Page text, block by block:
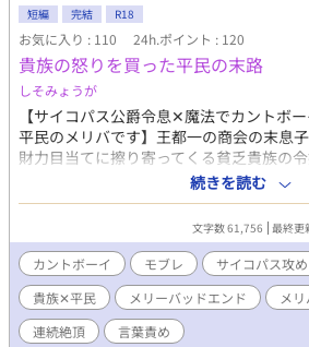
短編 完結 R18
お気に入り : 110 24h.ポイント : 120
貴族の怒りを買った平民の末路
しそみょうが
【サイコパス公爵令息✕魔法でカントボ
平民のメリバです】王都一の商会の末息
財力目当てに擦り寄ってくる貧乏貴族の
相手にしていた。しかしその中の１人が
為に彼女の怒りを買ってしまう。公爵令
となることで命を奪われずに済んだジャ
にされ股間を女のものに造り変えられた
として共に貴族学校に通うことになり──
【女性同士の絡みが一瞬有ります】※それ
きを入れます ◇全１７話の予定です
続きを読む
文字数 61,756 最終更
カントボーイ モブレ サイコパス攻め
貴族✕平民
メリーバッドエンド メ
連続絶頂
言葉責め